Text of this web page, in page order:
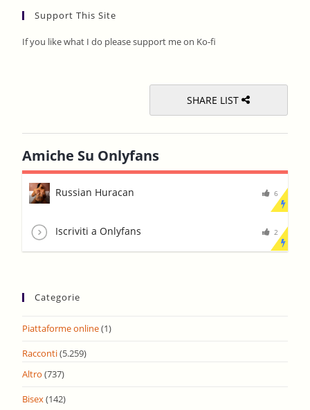
Support This Site
If you like what I do please support me on Ko-fi
SHARE LIST
Amiche Su Onlyfans
Russian Huracan 6
Iscriviti a Onlyfans 2
Categorie
Piattaforme online(1)
Racconti(5.259)
Altro (737)
Bisex(142)